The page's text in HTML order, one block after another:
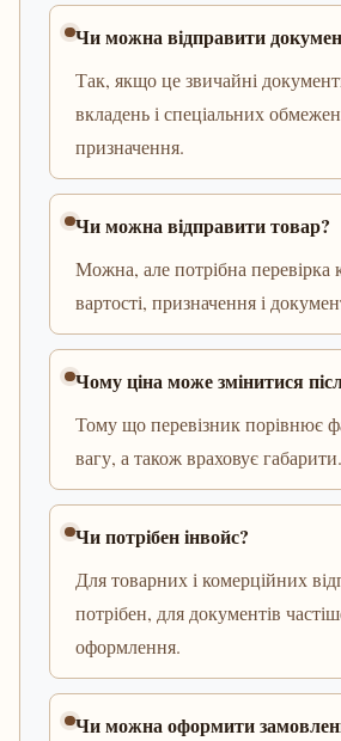
Чи можна відправити
Так, якщо це звичайні
вкладень і спеціальних
призначення.
Чи можна відправити товар?
Можна, але потрібна перевірка
вартості, призначення і
Чому ціна може змінитися
Тому що перевізник порівнює
вагу, а також враховує габарити.
Чи потрібен інвойс?
Для товарних і комерційних
потрібен, для документів
оформлення.
Чи можна оформити